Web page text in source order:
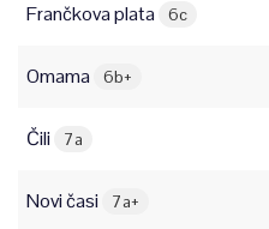
Frančkova plata 6c
Omama 6b+
Čili 7a
Novi časi 7a+